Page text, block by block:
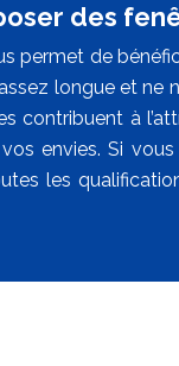
des
permet de
longue et ne
contribuent à
envies. Si
les